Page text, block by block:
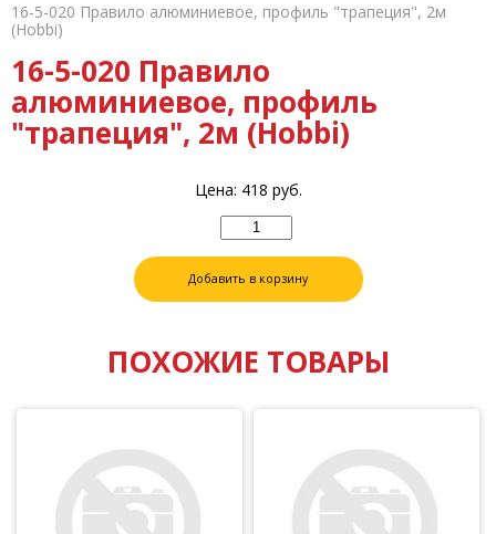
16-5-020 Правило алюминиевое, профиль "трапеция", 2м
(Hobbi)
16-5-020 Правило
алюминиевое, профиль
"трапеция", 2м (Hobbi)
Цена: 418 руб.
Добавить в корзину
ПОХОЖИЕ ТОВАРЫ